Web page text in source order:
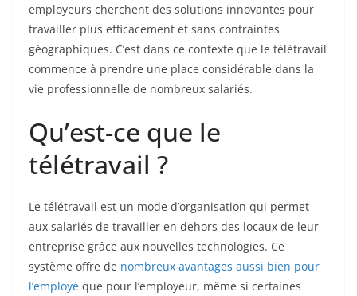
employeurs cherchent des solutions innovantes pour
travailler plus efficacement et sans contraintes
géographiques. C’est dans ce contexte que le télétravail
commence à prendre une place considérable dans la
vie professionnelle de nombreux salariés.
Qu’est-ce que le
télétravail ?
Le télétravail est un mode d’organisation qui permet
aux salariés de travailler en dehors des locaux de leur
entreprise grâce aux nouvelles technologies. Ce
système offre de nombreux avantages aussi bien pour
l’employé que pour l’employeur, même si certaines